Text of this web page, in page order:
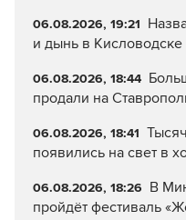
06.08.2026, 19:21
и дынь в Кисловодске
06.08.2026, 18:44
продали на
06.08.2026, 18:41
появились на свет в
06.08.2026, 18:26 В
пройдёт фестиваль